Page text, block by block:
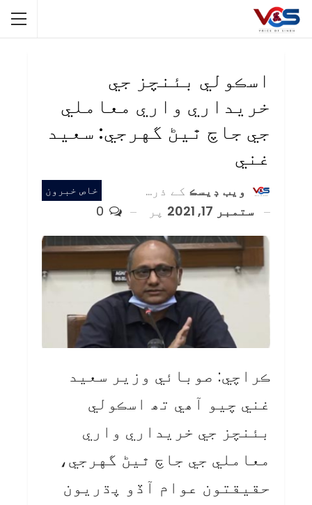
اسڪولي بئنچز جي
خريداري واري معاملي
جي جاچ ٿيڻ گهرجي: سعيد
غني
خاص خبرون ويب ڊيسڪ کے ذریعہ
ستمبر 17, 2021
پر
ڪراچي: صوبائي وزير سعيد
غني چيو آھي تھ اسڪولي
بئنچز جي خريداري واري
معاملي جي جاچ ٿيڻ گهرجي،
حقيقتون عوام آڏو پڌريون